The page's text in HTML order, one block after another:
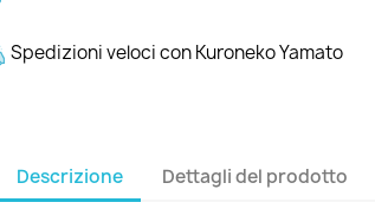
Spedizioni veloci con Kuroneko Yamato
Descrizione Dettagli del prodotto